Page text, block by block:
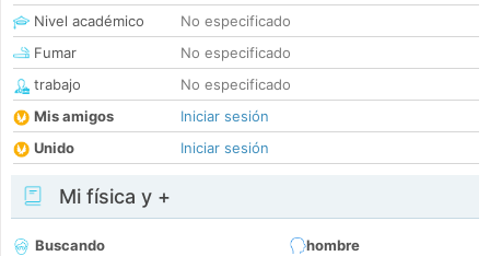
Nivel académico
No especificado
Fumar
No especificado
trabajo
No especificado
Mis amigos
Iniciar sesión
Unido
Iniciar sesión
Mi física y +
Buscando
hombre